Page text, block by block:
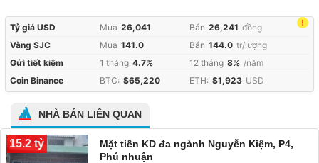
!
Tỷ giá USD Mua 26,041 Bán 26,241 đồng
Vàng SJC
Mua 141.0 Bán 144.0 tr/lượng
Gửi tiết kiệm
1 tháng 4.7% 12 tháng 8% /năm
Coin Binance
BTC: $65,220 ETH: $1,923 USD
NHÀ BÁN LIÊN QUAN
15.2 tỷ
Mặt tiền KD đa ngành Nguyễn Kiệm, P4,
Phú nhuận